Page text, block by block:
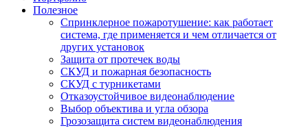
Полезное
Спринклерное пожаротушение: как работает
система, где применяется и чем отличается от
других установок
Защита от протечек воды
СКУД и пожарная безопасность
СКУД с турникетами
Отказоустойчивое видеонаблюдение
Выбор объектива и угла обзора
Грозозащита систем видеонаблюдения